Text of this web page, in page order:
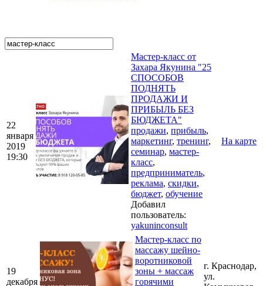
22
января
2019
19:30
Мастер-класс от
Захара Якунина "25
СПОСОБОВ
ПОДНЯТЬ
ПРОДАЖИ И
ПРИБЫЛЬ БЕЗ
БЮДЖЕТА"
продажи, прибыль,
маркетинг, тренинг,
семинар, мастер-
класс,
предприниматель,
реклама, скидки,
бюджет, обучение
Добавил
пользователь:
yakuninconsult
На карте
19
декабря
Мастер-класс по
массажу шейно-
воротниковой
зоны + массаж
горячими
г. Краснодар,
ул.